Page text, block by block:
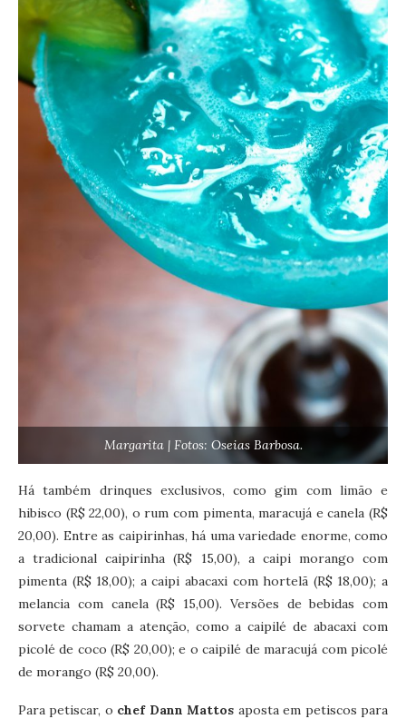
Margarita | Fotos: Oseias Barbosa.
Há também drinques exclusivos, como gim com limão e
hibisco (R$ 22,00), o rum com pimenta, maracujá e canela (R$
20,00). Entre as caipirinhas, há uma variedade enorme, como
a tradicional caipirinha (R$ 15,00), a caipi morango com
pimenta (R$ 18,00); a caipi abacaxi com hortelã (R$ 18,00); a
melancia com canela (R$ 15,00). Versões de bebidas com
sorvete chamam a atenção, como a caipilé de abacaxi com
picolé de coco (R$ 20,00); e o caipilé de maracujá com picolé
de morango (R$ 20,00).
Para petiscar, o chef Dann Mattos aposta em petiscos para